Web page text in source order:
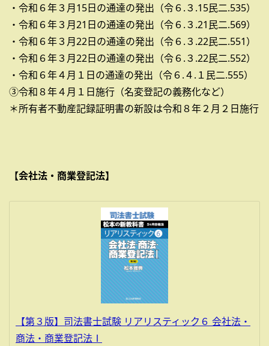
・令和６年３月15日の通達の発出（令６.３.15民二.535）
・令和６年３月21日の通達の発出（令６.３.21民二.569）
・令和６年３月22日の通達の発出（令６.３.22民二.551）
・令和６年３月22日の通達の発出（令６.３.22民二.552）
・令和６年４月１日の通達の発出（令６.４.１民二.555）
③令和８年４月１日施行（名変登記の義務化など）
＊所有者不動産記録証明書の新設は令和８年２月２日施行
【会社法・商業登記法】
【第３版】司法書士試験 リアリスティック６ 会社法・
商法・商業登記法Ⅰ